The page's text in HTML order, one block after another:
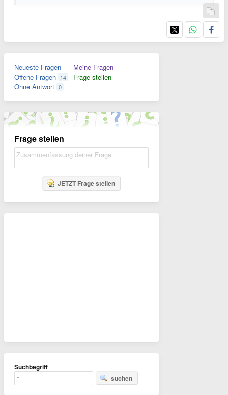
Neueste Fragen
Offene Fragen 14
Ohne Antwort 0
Meine Fragen
Frage stellen
Frage stellen
JETZT Frage stellen
Suchbegriff
suchen